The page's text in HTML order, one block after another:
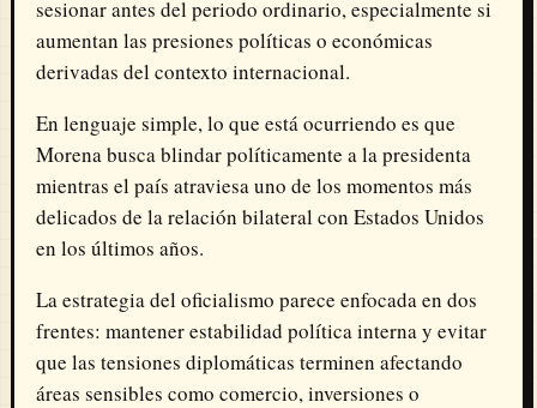
sesionar antes del periodo ordinario, especialmente si
aumentan las presiones políticas o económicas
derivadas del contexto internacional.
En lenguaje simple, lo que está ocurriendo es que
Morena busca blindar políticamente a la presidenta
mientras el país atraviesa uno de los momentos más
delicados de la relación bilateral con Estados Unidos
en los últimos años.
La estrategia del oficialismo parece enfocada en dos
frentes: mantener estabilidad política interna y evitar
que las tensiones diplomáticas terminen afectando
áreas sensibles como comercio, inversiones o